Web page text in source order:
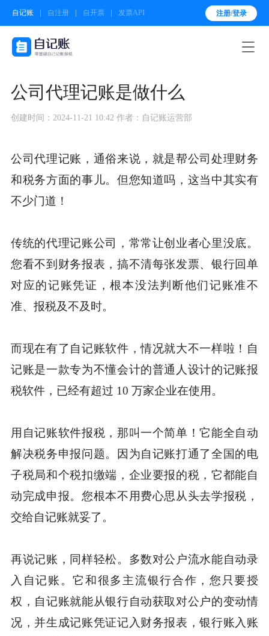
自记账 自注册 自开票 发票API 注册/登录

公司代理记账是做什么
创建时间：2024-11-21 10:42 作者：自记账运营部
公司代理记账，通俗来说，就是帮公司处理财务
和税务方面的事儿。但您知道吗，这当中其实有
不少门道！
传统的代理记账公司，常常让创业者心里没底。
您看不到财务报表，搞不清每张发票、银行回单
对应的记账凭证，根本没法判断他们记账准不
准、报税及不及时。
而现在有了自记账软件，情况就大不一样啦！自
记账是一款专为不懂会计的普通人设计的记账报
税软件，已经有超过 10 万家企业在使用。
用自记账软件报税，那叫一个简单！它能全自动
解决税务申报问题。因为自记账打通了全国的电
子税局和个税扣缴端，企业要报的税，它都能自
动完成申报。您根本不用费心思从头去学报税，
交给自记账就妥了。
再说记账，同样轻松。多数对公户流水能自动录
入自记账。它和很多主流银行合作，您只要授
权，自记账就能从银行自动获取对公户的变动情
况，并生成记账凭证记入财务报表，银行账入账